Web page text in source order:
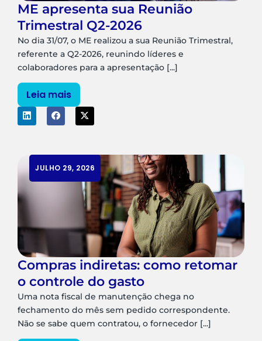
ME apresenta sua Reunião
Trimestral Q2-2026
No dia 31/07, o ME realizou a sua Reunião Trimestral,
referente a Q2-2026, reunindo líderes e
colaboradores para a apresentação [...]
Leia mais
JULHO 29, 2026
Compras indiretas: como retomar
o controle do gasto
Uma nota fiscal de manutenção chega no
fechamento do mês sem pedido correspondente.
Não se sabe quem contratou, o fornecedor [...]